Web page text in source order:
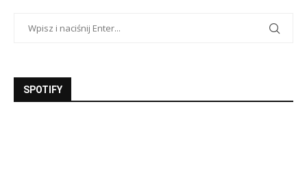
SPOTIFY